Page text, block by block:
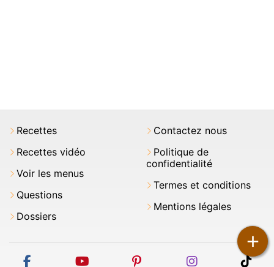
+
Recettes
Recettes vidéo
Voir les menus
Questions
Dossiers
Contactez nous
Politique de
confidentialité
Termes et conditions
Mentions légales
facebook youtube pinterest instagram